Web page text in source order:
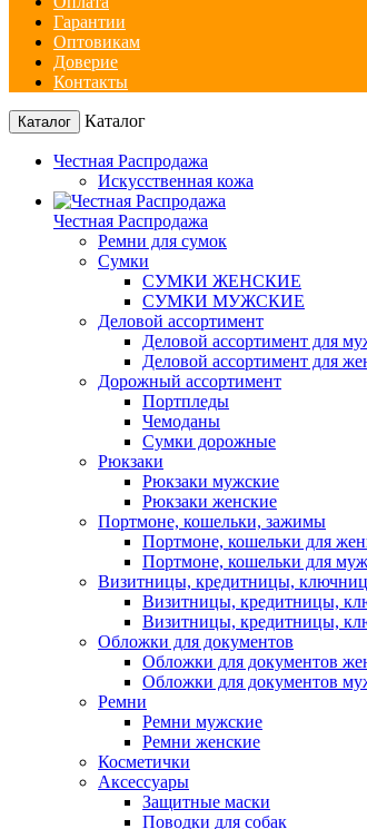
Гарантии
Оптовикам
Доверие
Контакты
Каталог Каталог
Честная Распродажа
Искусственная кожа
Честная Распродажа
Ремни для сумок
Сумки
СУМКИ ЖЕНСКИЕ
СУМКИ МУЖСКИЕ
Деловой ассортимент
Деловой ассортимент для
Деловой ассортимент для
Дорожный ассортимент
Портпледы
Чемоданы
Сумки дорожные
Рюкзаки
Рюкзаки мужские
Рюкзаки женские
Портмоне, кошельки, зажимы
Портмоне, кошельки для
Портмоне, кошельки для
Визитницы, кредитницы,
Визитницы, кредитницы,
Визитницы, кредитницы,
Обложки для документов
Обложки для документов
Обложки для документов
Ремни
Ремни мужские
Ремни женские
Косметички
Аксессуары
Защитные маски
Поводки для собак